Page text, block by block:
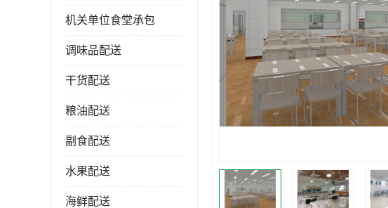
机关单位食堂承包
调味品配送
干货配送
粮油配送
副食配送
水果配送
海鲜配送